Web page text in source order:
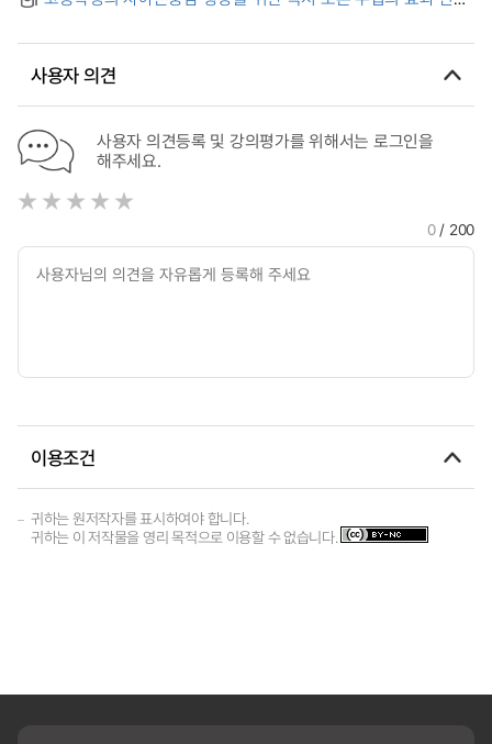
사용자 의견
사용자 의견등록 및 강의평가를 위해서는 로그인을
해주세요.
0/ 200
이용조건
귀하는 원저작자를 표시하여야 합니다.
귀하는 이 저작물을 영리 목적으로 이용할 수 없습니다.